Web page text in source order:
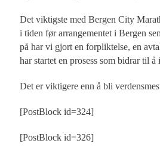
Det viktigste med Bergen City
i tiden før arrangementet i Bergen
på har vi gjort en forpliktelse, en
har startet en prosess som bidrar til å
Det er viktigere enn å bli
[PostBlock id=324]
[PostBlock id=326]